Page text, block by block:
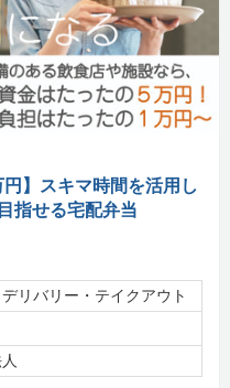
円】スキマ時間を活用し
指せる宅配弁当
リバリー・テイクアウト